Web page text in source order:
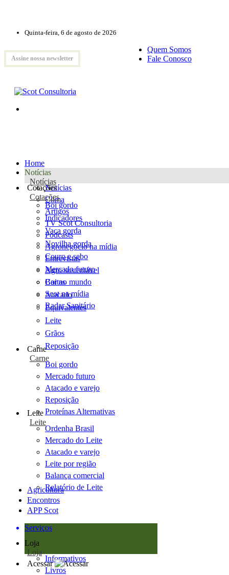
Quinta-feira, 6 de agosto de 2026
Assine nossa newsletter
Quem Somos
Fale Conosco
Home
Notícias
Notícias
Notícias
Clima
Artigos
TV Scot Consultoria
Podcasts
Agronegócio na mídia
Entrevistas
Agro sustentável
Cartas
Scot na mídia
Radar Sanitário
Cotações
Cotações
Boi gordo
Indicadores
Vaca gorda
Novilha gorda
Couro e sebo
Mercado futuro
Boi no mundo
Atacado
Equivalentes
Leite
Grãos
Reposição
Carne
Carne
Boi gordo
Mercado futuro
Atacado e varejo
Reposição
Proteínas Alternativas
Leite
Leite
Ordenha Brasil
Mercado do Leite
Atacado e varejo
Leite por região
Balança comercial
Relatório de Leite
Agricultura
Encontros
APP Scot
Serviços
Loja
Loja
Informativos
Livros
Acessar